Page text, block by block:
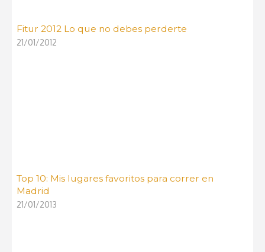
Fitur 2012 Lo que no debes perderte
21/01/2012
Top 10: Mis lugares favoritos para correr en
Madrid
21/01/2013